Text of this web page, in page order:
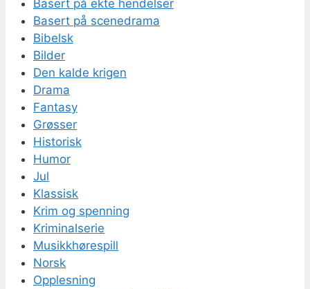
Basert på ekte hendelser
Basert på scenedrama
Bibelsk
Bilder
Den kalde krigen
Drama
Fantasy
Grøsser
Historisk
Humor
Jul
Klassisk
Krim og spenning
Kriminalserie
Musikkhørespill
Norsk
Opplesning